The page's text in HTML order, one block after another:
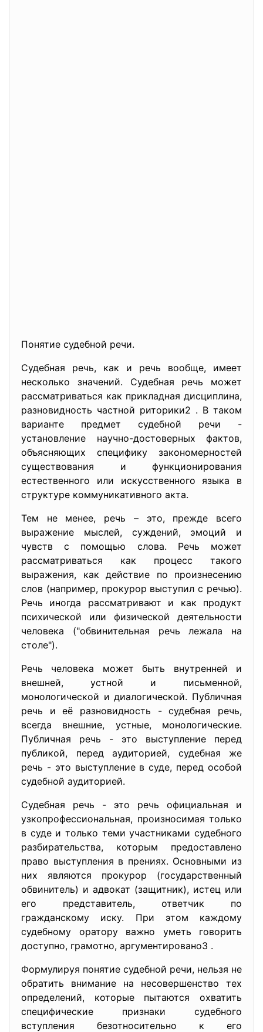
Понятие судебной речи.
Судебная речь, как и речь вообще, имеет
несколько значений. Судебная речь может
рассматриваться как прикладная дисциплина,
разновидность частной риторики2 . В таком
варианте предмет судебной речи -
установление научно-достоверных фактов,
объясняющих специфику закономерностей
существования и функционирования
естественного или искусственного языка в
структуре коммуникативного акта.
Тем не менее, речь – это, прежде всего
выражение мыслей, суждений, эмоций и
чувств с помощью слова. Речь может
рассматриваться как процесс такого
выражения, как действие по произнесению
слов (например, прокурор выступил с речью).
Речь иногда рассматривают и как продукт
психической или физической деятельности
человека ("обвинительная речь лежала на
столе").
Речь человека может быть внутренней и
внешней, устной и письменной,
монологической и диалогической. Публичная
речь и её разновидность - судебная речь,
всегда внешние, устные, монологические.
Публичная речь - это выступление перед
публикой, перед аудиторией, судебная же
речь - это выступление в суде, перед особой
судебной аудиторией.
Судебная речь - это речь официальная и
узкопрофессиональная, произносимая только
в суде и только теми участниками судебного
разбирательства, которым предоставлено
право выступления в прениях. Основными из
них являются прокурор (государственный
обвинитель) и адвокат (защитник), истец или
его представитель, ответчик по
гражданскому иску. При этом каждому
судебному оратору важно уметь говорить
доступно, грамотно, аргументировано3 .
Формулируя понятие судебной речи, нельзя не
обратить внимание на несовершенство тех
определений, которые пытаются охватить
специфические признаки судебного
вступления безотносительно к его